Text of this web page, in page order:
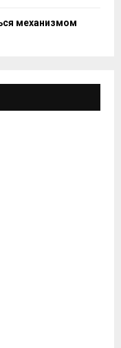
механизмом